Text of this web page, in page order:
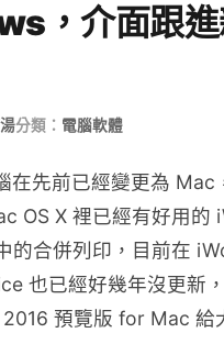
，介面跟進
分類： 電腦軟體
在先前已經變更為 Mac
OS X 裡已經有好用的
的合併列印，目前在
也已經好幾年沒更新
預覽版 for Mac 給